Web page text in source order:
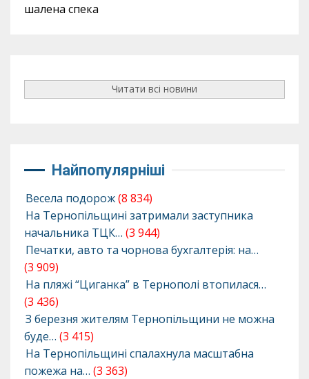
шалена спека
Читати всі новини
Найпопулярніші
Весела подорож(8 834)
На Тернопільщині затримали заступника
начальника ТЦК… (3 944)
Печатки, авто та чорнова бухгалтерія: на…
(3 909)
На пляжі “Циганка” в Тернополі втопилася…
(3 436)
З березня жителям Тернопільщини не можна
буде… (3 415)
На Тернопільщині спалахнула масштабна
пожежа на… (3 363)